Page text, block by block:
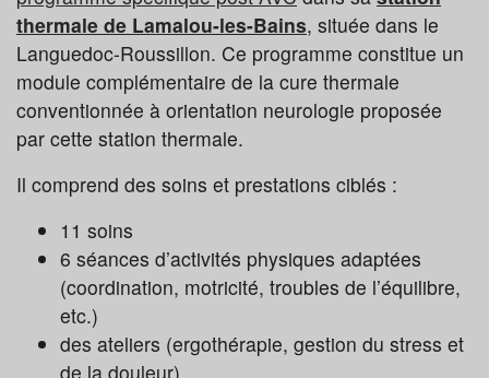
thermale de Lamalou-les-Bains, située dans le
Languedoc-Roussillon. Ce programme constitue un
module complémentaire de la cure thermale
conventionnée à orientation neurologie proposée
par cette station thermale.
Il comprend des soins et prestations ciblés :
11 soins
6 séances d’activités physiques adaptées
(coordination, motricité, troubles de l’équilibre,
etc.)
des ateliers (ergothérapie, gestion du stress et
de la douleur)